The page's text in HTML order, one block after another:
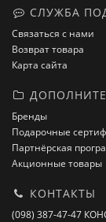
СЛУЖБА
Связаться с нами
Возврат товара
Карта сайта
Бренды
Подарочные
Партнёрская
Акционные товары
КОНТАКТЫ
(098) 387-47-47